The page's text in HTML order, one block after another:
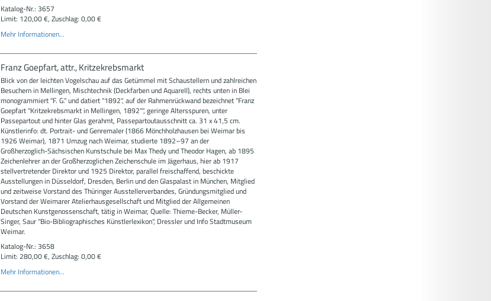
Katalog-Nr.: 3657
Limit: 120,00 €, Zuschlag: 0,00 €
Mehr Informationen...
Franz Goepfart, attr., Kritzekrebsmarkt
Blick von der leichten Vogelschau auf das Getümmel mit Schaustellern und zahlreichen
Besuchern in Mellingen, Mischtechnik (Deckfarben und Aquarell), rechts unten in Blei
monogrammiert "F. G." und datiert "1892", auf der Rahmenrückwand bezeichnet "Franz
Goepfart "Kritzekrebsmarkt in Mellingen, 1892"", geringe Altersspuren, unter
Passepartout und hinter Glas gerahmt, Passepartoutausschnitt ca. 31 x 41,5 cm.
Künstlerinfo: dt. Portrait- und Genremaler (1866 Mönchholzhausen bei Weimar bis
1926 Weimar), 1871 Umzug nach Weimar, studierte 1892–97 an der
Großherzoglich-Sächsischen Kunstschule bei Max Thedy und Theodor Hagen, ab 1895
Zeichenlehrer an der Großherzoglichen Zeichenschule im Jägerhaus, hier ab 1917
stellvertretender Direktor und 1925 Direktor, parallel freischaffend, beschickte
Ausstellungen in Düsseldorf, Dresden, Berlin und den Glaspalast in München, Mitglied
und zeitweise Vorstand des Thüringer Ausstellerverbandes, Gründungsmitglied und
Vorstand der Weimarer Atelierhausgesellschaft und Mitglied der Allgemeinen
Deutschen Kunstgenossenschaft, tätig in Weimar, Quelle: Thieme-Becker, Müller-
Singer, Saur "Bio-Bibliographisches Künstlerlexikon", Dressler und Info Stadtmuseum
Weimar.
Katalog-Nr.: 3658
Limit: 280,00 €, Zuschlag: 0,00 €
Mehr Informationen...